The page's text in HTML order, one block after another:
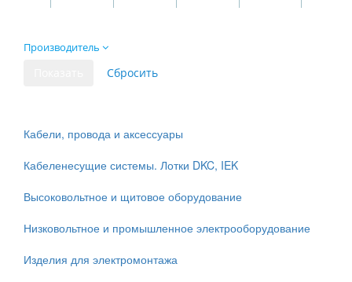
Производитель
Кабели, провода и аксессуары
Кабеленесущие системы. Лотки DKC, IEK
Высоковольтное и щитовое оборудование
Низковольтное и промышленное электрооборудование
Изделия для электромонтажа